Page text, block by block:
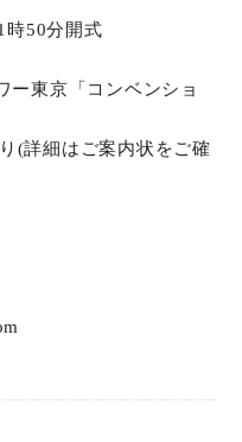
時50分開式
東京「コンベンショ
(詳細はご案内状をご確